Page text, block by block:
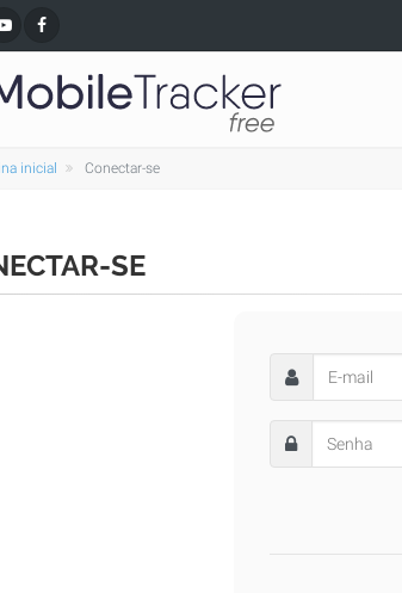
inicial Conectar-se
SE